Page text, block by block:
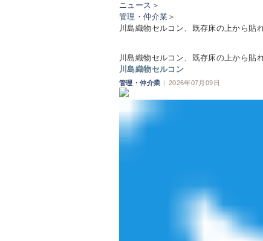
ニュース ＞
管理・仲介業 ＞
川島織物セルコン、既存床の上から貼
川島織物セルコン、既存床の上から貼
川島織物セルコン
管理・仲介業 2026年07月09日